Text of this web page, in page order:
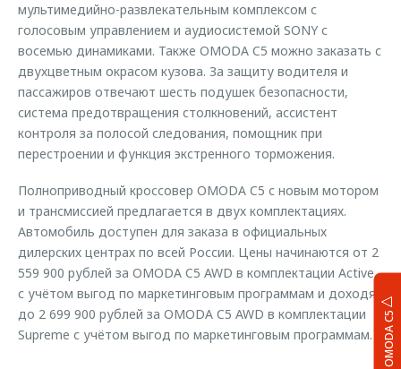
OMODA C5
мультимедийно-развлекательным комплексом с
голосовым управлением и аудиосистемой SONY с
восемью динамиками. Также OMODA C5 можно заказать с
двухцветным окрасом кузова. За защиту водителя и
пассажиров отвечают шесть подушек безопасности,
система предотвращения столкновений, ассистент
контроля за полосой следования, помощник при
перестроении и функция экстренного торможения.
Полноприводный кроссовер OMODA C5 c новым мотором
и трансмиссией предлагается в двух комплектациях.
Автомобиль доступен для заказа в официальных
дилерских центрах по всей России. Цены начинаются от 2
559 900 рублей за OMODA C5 AWD в комплектации Active
с учётом выгод по маркетинговым программам и доходят
до 2 699 900 рублей за OMODA C5 AWD в комплектации
Supreme с учётом выгод по маркетинговым программам.